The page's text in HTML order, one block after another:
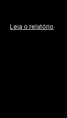
Leia o relatório